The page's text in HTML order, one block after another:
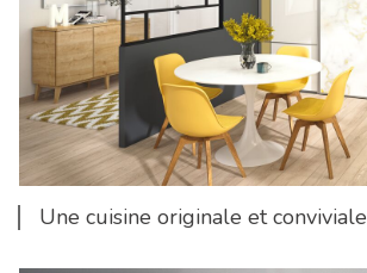
Une cuisine originale et conviviale